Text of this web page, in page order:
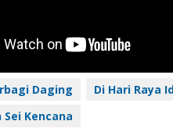
Daging
Di Hari Raya
Sei Kencana